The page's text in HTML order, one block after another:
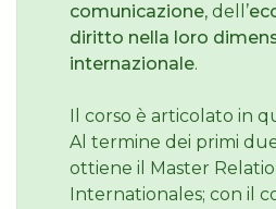
comunicazione, dell’
diritto nella loro
internazionale.
Il corso è articolato in
Al termine dei primi
ottiene il Master
Internationales; con il